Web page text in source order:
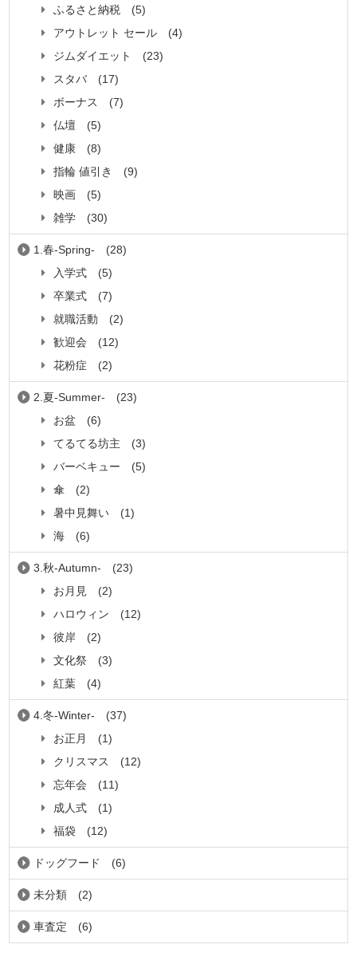
ふるさと納税
(5)
アウトレット セール
(4)
ジムダイエット
(23)
スタバ
(17)
ボーナス
(7)
仏壇
(5)
健康
(8)
指輪 値引き
(9)
映画
(5)
雑学
(30)
1.春-Spring-
(28)
入学式
(5)
卒業式
(7)
就職活動
(2)
歓迎会
(12)
花粉症
(2)
2.夏-Summer-
(23)
お盆
(6)
てるてる坊主
(3)
バーベキュー
(5)
傘
(2)
暑中見舞い
(1)
海
(6)
3.秋-Autumn-
(23)
お月見
(2)
ハロウィン
(12)
彼岸
(2)
文化祭
(3)
紅葉
(4)
4.冬-Winter-
(37)
お正月
(1)
クリスマス
(12)
忘年会
(11)
成人式
(1)
福袋
(12)
ドッグフード (6)
未分類 (2)
車査定 (6)